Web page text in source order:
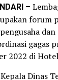
–
forum
gagas
2022 di
Dinas